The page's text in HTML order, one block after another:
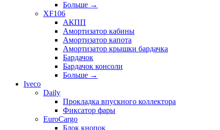
Больше →
XF106
АКПП
Амортизатор кабины
Амортизатор капота
Амортизатор крышки бардачка
Бардачок
Бардачок консоли
Больше →
Iveco
Daily
Прокладка впускного коллектора
Фиксатор фары
EuroCargo
Блок кнопок